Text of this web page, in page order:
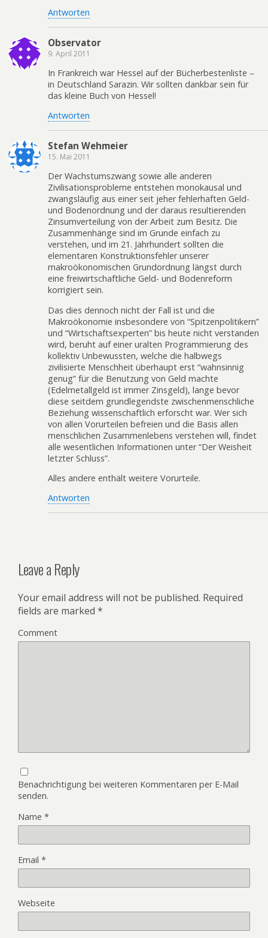
Antworten
Observator
9. April 2011
In Frankreich war Hessel auf der Bücherbestenliste –
in Deutschland Sarazin. Wir sollten dankbar sein für
das kleine Buch von Hessel!
Antworten
Stefan Wehmeier
15. Mai 2011
Der Wachstumszwang sowie alle anderen
Zivilisationsprobleme entstehen monokausal und
zwangsläufig aus einer seit jeher fehlerhaften Geld-
und Bodenordnung und der daraus resultierenden
Zinsumverteilung von der Arbeit zum Besitz. Die
Zusammenhänge sind im Grunde einfach zu
verstehen, und im 21. Jahrhundert sollten die
elementaren Konstruktionsfehler unserer
makroökonomischen Grundordnung längst durch
eine freiwirtschaftliche Geld- und Bodenreform
korrigiert sein.
Das dies dennoch nicht der Fall ist und die
Makroökonomie insbesondere von “Spitzenpolitikern”
und “Wirtschaftsexperten” bis heute nicht verstanden
wird, beruht auf einer uralten Programmierung des
kollektiv Unbewussten, welche die halbwegs
zivilisierte Menschheit überhaupt erst “wahnsinnig
genug” für die Benutzung von Geld machte
(Edelmetallgeld ist immer Zinsgeld), lange bevor
diese seitdem grundlegendste zwischenmenschliche
Beziehung wissenschaftlich erforscht war. Wer sich
von allen Vorurteilen befreien und die Basis allen
menschlichen Zusammenlebens verstehen will, findet
alle wesentlichen Informationen unter “Der Weisheit
letzter Schluss”.
Alles andere enthält weitere Vorurteile.
Antworten
Leave a Reply
Your email address will not be published. Required
fields are marked *
Comment
Benachrichtigung bei weiteren Kommentaren per E-Mail
senden.
Name *
Email *
Webseite